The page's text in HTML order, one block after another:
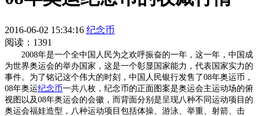
2016-06-02 15:34:16 纪念币
阅读：1391
2008年是一个全中国人民为之欢呼振奋的一年，这一年，中国成
为世界奥运会的举办国家，这是一个彰显国家能力，代表国家实力的
事件。为了铭记这个伟大的时刻，中国人民银行发售了08年奥运币，
08年奥运纪念币一共八枚，纪念币的正面图案是奥运会主运动场的俯
视图以及08年奥运会的会徽，而背面分别是呈现八种不同运动项目的
奥运会福娃造型，八种运动项目包括体操、游泳、举重、射箭、击